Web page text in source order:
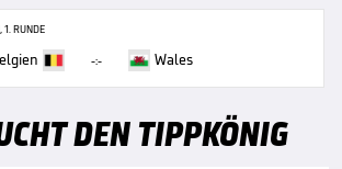
1. RUNDE
-:- Wales
DEN TIPPKÖNIG